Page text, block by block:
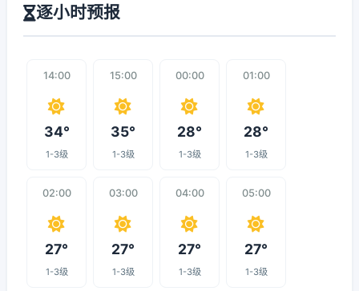
逐小时预报
14:00
34°
1-3级
15:00
35°
1-3级
00:00
28°
1-3级
01:00
28°
1-3级
02:00
27°
1-3级
03:00
27°
1-3级
04:00
27°
1-3级
05:00
27°
1-3级